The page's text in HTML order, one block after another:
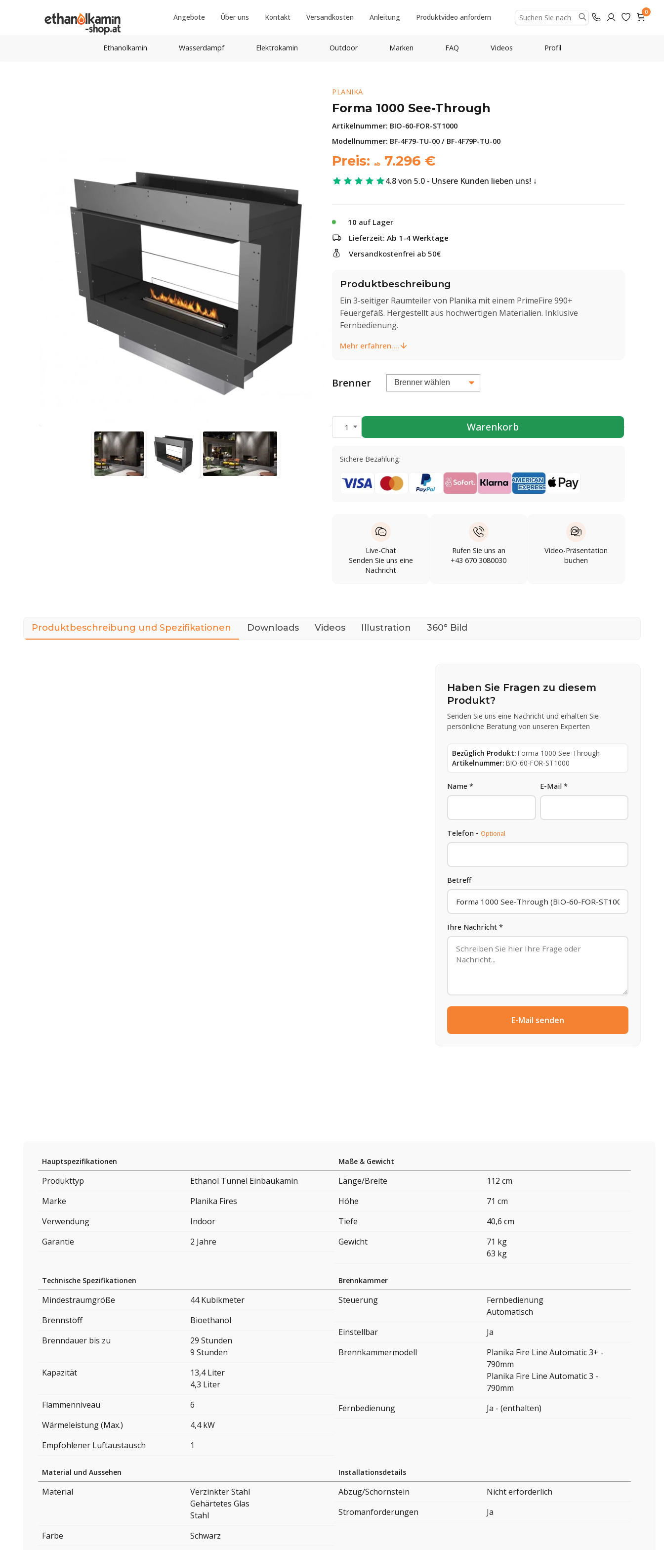
Angebote Über uns Kontakt Versandkosten Anleitung Produktvideo anfordern
0
Ethanolkamin Wasserdampf Elektrokamin Outdoor Marken FAQ Videos Profil
PLANIKA
Forma 1000 See-Through
Artikelnummer: BIO-60-FOR-ST1000
Modellnummer: BF-4F79-TU-00 / BF-4F79P-TU-00
Preis: ab 7.296 €
4.8 von 5.0 - Unsere Kunden lieben uns!
10 auf Lager
Lieferzeit: Ab 1-4 Werktage
Versandkostenfrei ab 50€
Produktbeschreibung
Ein 3-seitiger Raumteiler von Planika mit einem PrimeFire 990+
Feuergefäß. Hergestellt aus hochwertigen Materialien. Inklusive
Fernbedienung.
Mehr erfahren....
Brenner
1 Warenkorb
Sichere Bezahlung:
Live-Chat
Senden Sie uns eine
Nachricht
Rufen Sie uns an
+43 670 3080030
Video-Präsentation
buchen
Produktbeschreibung und Spezifikationen Downloads Videos Illustration 360° Bild
Haben Sie Fragen zu diesem
Produkt?
Senden Sie uns eine Nachricht und erhalten Sie
persönliche Beratung von unseren Experten
Bezüglich Produkt: Forma 1000 See-Through
Artikelnummer: BIO-60-FOR-ST1000
Name * E-Mail *
Telefon -Optional
Betreff
Ihre Nachricht *
E-Mail senden
Hauptspezifikationen
Produkttyp
Ethanol Tunnel Einbaukamin
Marke
Planika Fires
Verwendung
Indoor
Garantie
2 Jahre
Maße & Gewicht
Länge/Breite
112 cm
Höhe
71 cm
Tiefe
40,6 cm
Gewicht
71 kg
63 kg
Technische Spezifikationen
Mindestraumgröße
44 Kubikmeter
Brennstoff
Bioethanol
Brenndauer bis zu
29 Stunden
9 Stunden
Kapazität
13,4 Liter
4,3 Liter
Flammenniveau
6
Wärmeleistung (Max.)
4,4 kW
Empfohlener Luftaustausch
1
Brennkammer
Steuerung
Fernbedienung
Automatisch
Einstellbar
Ja
Brennkammermodell
Planika Fire Line Automatic 3+ -
790mm
Planika Fire Line Automatic 3 -
790mm
Fernbedienung
Ja - (enthalten)
Material und Aussehen
Material
Verzinkter Stahl
Gehärtetes Glas
Stahl
Farbe
Schwarz
Installationsdetails
Abzug/Schornstein
Nicht erforderlich
Stromanforderungen
Ja